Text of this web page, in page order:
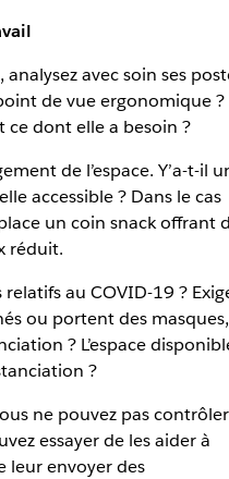
avec soin ses
de vue ergonomique ?
dont elle a besoin ?
de l’espace. Y’a-t-il
accessible ? Dans le cas
un coin snack offrant
réduit.
au COVID-19 ?
ou portent des masques,
? L’espace
?
ne pouvez pas contrôler
essayer de les aider à
leur envoyer des